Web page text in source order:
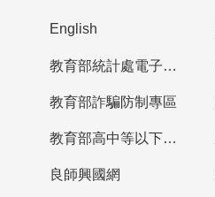
English
教育部統計處電子書櫃
教育部詐騙防制專區
教育部高中等以下學校及幼兒園教師資格檢定考試
良師興國網